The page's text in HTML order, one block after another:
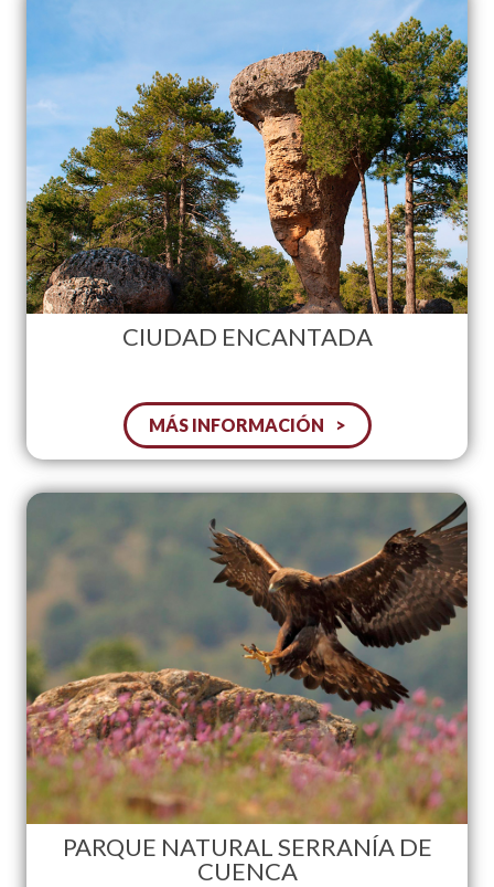
CIUDAD ENCANTADA
MÁS INFORMACIÓN
PARQUE NATURAL SERRANÍA DE
CUENCA